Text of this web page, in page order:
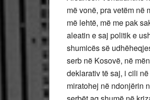
më vonë, pra vetëm në
më lehtë, më me pak
aleatin e saj politik e
shumicës së
serb në Kosovë, në
deklarativ të saj, i cili
miratohej në ndonjërin